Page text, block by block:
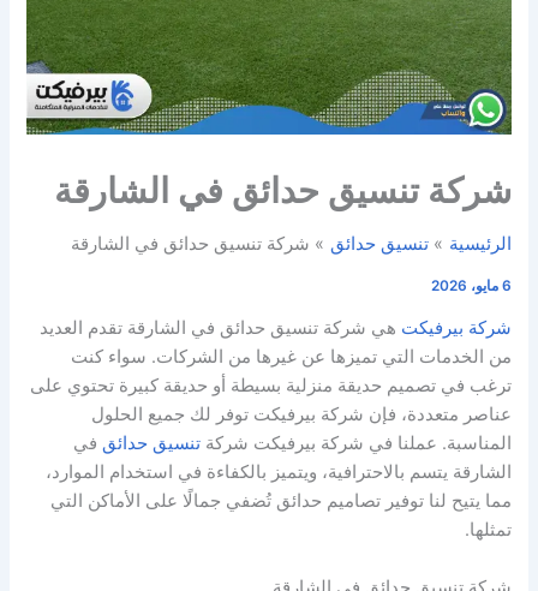
شركة تنسيق حدائق في الشارقة
الرئيسية تنسيق حدائق شركة تنسيق حدائق في الشارقة
6 مايو، 2026
شركة بيرفيكت هي شركة تنسيق حدائق في الشارقة تقدم العديد
من الخدمات التي تميزها عن غيرها من الشركات. سواء كنت
ترغب في تصميم حديقة منزلية بسيطة أو حديقة كبيرة تحتوي على
عناصر متعددة، فإن شركة بيرفيكت توفر لك جميع الحلول
المناسبة. عملنا في شركة بيرفيكت شركةتنسيق حدائق في
الشارقة يتسم بالاحترافية، ويتميز بالكفاءة في استخدام الموارد،
مما يتيح لنا توفير تصاميم حدائق تُضفي جمالًا على الأماكن التي
تمثلها.